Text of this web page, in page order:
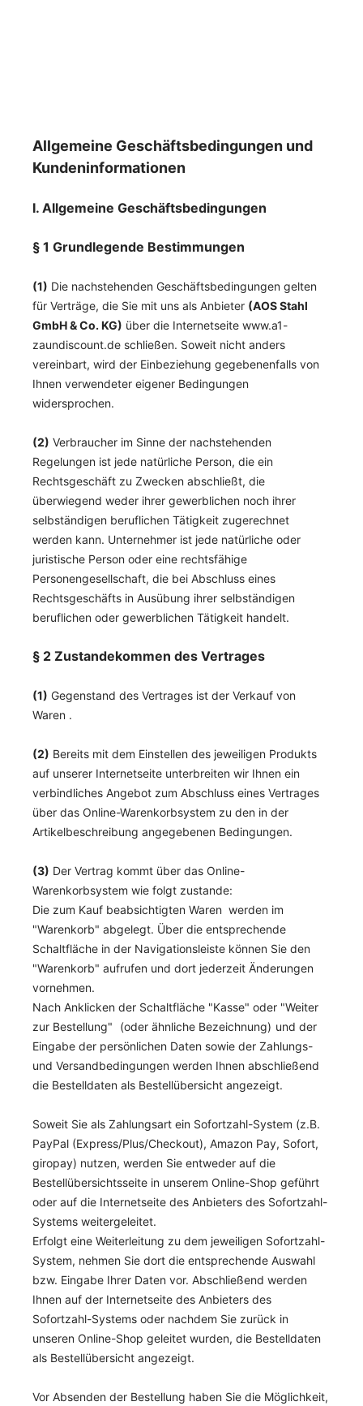
Allgemeine Geschäftsbedingungen und
Kundeninformationen
I. Allgemeine Geschäftsbedingungen
§ 1 Grundlegende Bestimmungen
(1) Die nachstehenden Geschäftsbedingungen gelten
für Verträge, die Sie mit uns als Anbieter (AOS Stahl
GmbH & Co. KG) über die Internetseite www.a1-
zaundiscount.de schließen. Soweit nicht anders
vereinbart, wird der Einbeziehung gegebenenfalls von
Ihnen verwendeter eigener Bedingungen
widersprochen.
(2) Verbraucher im Sinne der nachstehenden
Regelungen ist jede natürliche Person, die ein
Rechtsgeschäft zu Zwecken abschließt, die
überwiegend weder ihrer gewerblichen noch ihrer
selbständigen beruflichen Tätigkeit zugerechnet
werden kann. Unternehmer ist jede natürliche oder
juristische Person oder eine rechtsfähige
Personengesellschaft, die bei Abschluss eines
Rechtsgeschäfts in Ausübung ihrer selbständigen
beruflichen oder gewerblichen Tätigkeit handelt.
§ 2 Zustandekommen des Vertrages
(1) Gegenstand des Vertrages ist der Verkauf von
Waren .
(2) Bereits mit dem Einstellen des jeweiligen Produkts
auf unserer Internetseite unterbreiten wir Ihnen ein
verbindliches Angebot zum Abschluss eines Vertrages
über das Online-Warenkorbsystem zu den in der
Artikelbeschreibung angegebenen Bedingungen.
(3) Der Vertrag kommt über das Online-
Warenkorbsystem wie folgt zustande:
Die zum Kauf beabsichtigten Waren werden im
"Warenkorb" abgelegt. Über die entsprechende
Schaltfläche in der Navigationsleiste können Sie den
"Warenkorb" aufrufen und dort jederzeit Änderungen
vornehmen.
Nach Anklicken der Schaltfläche "Kasse" oder "Weiter
zur Bestellung"
(oder ähnliche Bezeichnung) und der
Eingabe der persönlichen Daten sowie der Zahlungs-
und Versandbedingungen werden Ihnen abschließend
die Bestelldaten als Bestellübersicht angezeigt.
Soweit Sie als Zahlungsart ein Sofortzahl-System (z.B.
PayPal (Express/Plus/Checkout), Amazon Pay, Sofort,
giropay) nutzen, werden Sie entweder auf die
Bestellübersichtsseite in unserem Online-Shop geführt
oder auf die Internetseite des Anbieters des Sofortzahl-
Systems weitergeleitet.
Erfolgt eine Weiterleitung zu dem jeweiligen Sofortzahl-
System, nehmen Sie dort die entsprechende Auswahl
bzw. Eingabe Ihrer Daten vor. Abschließend werden
Ihnen auf der Internetseite des Anbieters des
Sofortzahl-Systems oder nachdem Sie zurück in
unseren Online-Shop geleitet wurden, die Bestelldaten
als Bestellübersicht angezeigt.
Vor Absenden der Bestellung haben Sie die Möglichkeit,